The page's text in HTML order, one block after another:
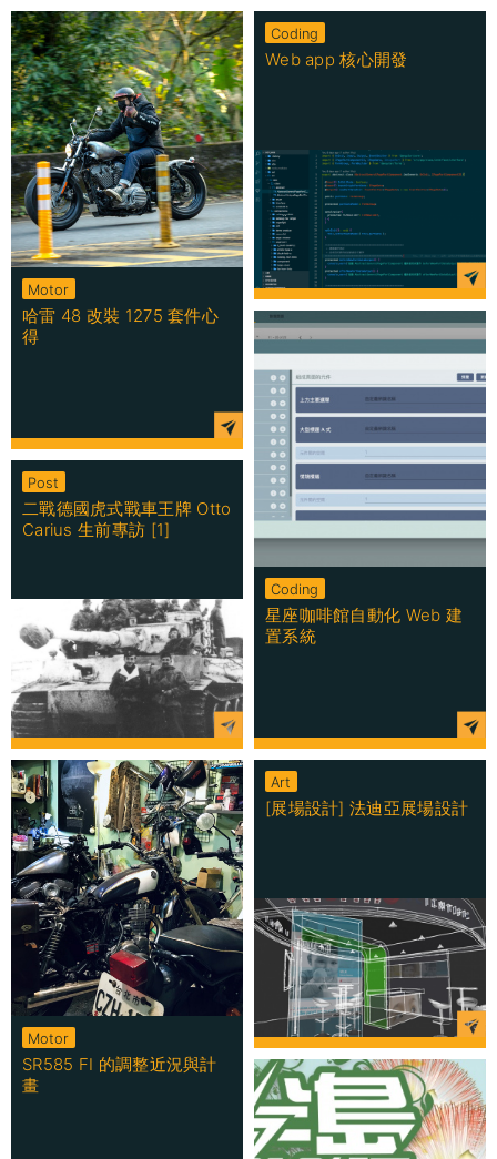
Motor
哈雷 48 改裝 1275 套件心
得
Coding
Web app 核心開發
Coding
星座咖啡館自動化 Web 建
置系統
Post
二戰德國虎式戰車王牌 Otto
Carius 生前專訪 [1]
Motor
SR585 FI 的調整近況與計
畫
Art
[展場設計] 法迪亞展場設計